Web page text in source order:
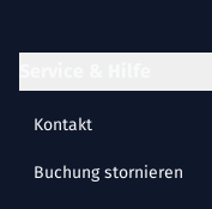
Kontakt
Buchung stornieren